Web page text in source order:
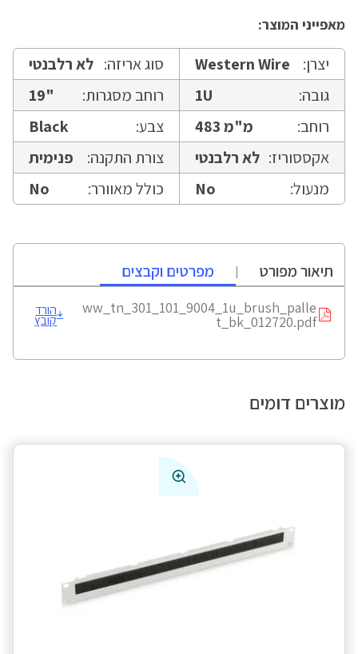
מאפייני המוצר:
יצרן: Western Wire סוג אריזה: לא רלבנטי
גובה:
1U רוחב מסגרות:
19"
רוחב:
483 מ"מ צבע:
Black
אקססוריז: לא רלבנטי צורת התקנה:
פנימית
מנעול:
No כולל מאוורר: No
תיאור מפורט מפרטים וקבצים
ww_tn_301_101_9004_1u_brush_palle
t_bk_012720.pdf
הורד
קובץ
מוצרים דומים